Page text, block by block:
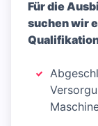
Für die
suchen wir